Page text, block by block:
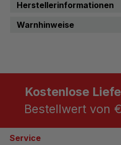
Herstellerinformationen
Warnhinweise
Kostenlose
Bestellwert von
Service